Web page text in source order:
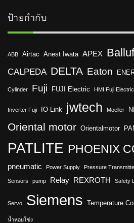
ป้ายกำกับ
ABB Airtac Anest Iwata APEX
CALPEDA DELTA Eaton
Cylinder Fuji FUJI Electric HMI Fuji Electric
Inverter Fuji IO-Link jwtech Moeller
Oriental motor Orientalmotor
PATLITE PHOENIX
pneumatic Power Supply Pressure
Sensors pump Relay REXROTH Safety
Servo Siemens Temperature
น้ำหอยโข่ง